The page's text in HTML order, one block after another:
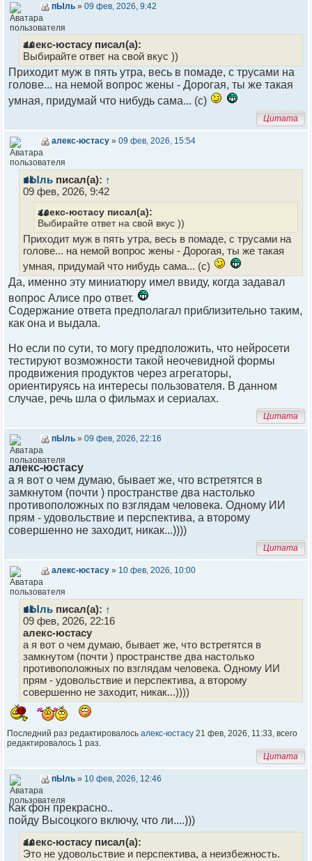
пЫль » 09 фев, 2026, 9:42
алекс-юстасу писал(а):
Выбирайте ответ на свой вкус ))
Приходит муж в пять утра, весь в помаде, с трусами на
голове... на немой вопрос жены - Дорогая, ты же такая
умная, придумай что нибудь сама... (с)
Цитата
алекс-юстасу » 09 фев, 2026, 15:54
пЫль писал(а): ↑
09 фев, 2026, 9:42
алекс-юстасу писал(а):
Выбирайте ответ на свой вкус ))
Приходит муж в пять утра, весь в помаде, с трусами на
голове... на немой вопрос жены - Дорогая, ты же такая
умная, придумай что нибудь сама... (с)
Да, именно эту миниатюру имел ввиду, когда задавал
вопрос Алисе про ответ.
Содержание ответа предполагал приблизительно таким,
как она и выдала.
Но если по сути, то могу предположить, что нейросети
тестируют возможности такой неочевидной формы
продвижения продуктов через агрегаторы,
ориентируясь на интересы пользователя. В данном
случае, речь шла о фильмах и сериалах.
Цитата
пЫль » 09 фев, 2026, 22:16
алекс-юстасу
а я вот о чем думаю, бывает же, что встретятся в
замкнутом (почти ) пространстве два настолько
противоположных по взглядам человека. Одному ИИ
прям - удовольствие и перспектива, а второму
совершенно не заходит, никак...))))
Цитата
алекс-юстасу » 10 фев, 2026, 10:00
пЫль писал(а): ↑
09 фев, 2026, 22:16
алекс-юстасу
а я вот о чем думаю, бывает же, что встретятся в
замкнутом (почти ) пространстве два настолько
противоположных по взглядам человека. Одному ИИ
прям - удовольствие и перспектива, а второму
совершенно не заходит, никак...))))
Последний раз редактировалось алекс-юстасу 21 фев, 2026, 11:33, всего
редактировалось 1 раз.
Цитата
пЫль » 10 фев, 2026, 12:46
Как фон прекрасно..
пойду Высоцкого включу, что ли....)))
алекс-юстасу писал(а):
Это не удовольствие и перспектива, а неизбежность.